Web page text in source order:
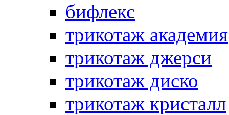
бифлекс
трикотаж академия
трикотаж джерси
трикотаж диско
трикотаж кристалл